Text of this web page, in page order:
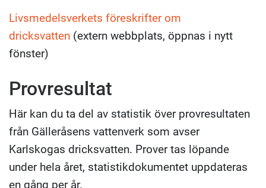
Livsmedelsverkets föreskrifter om
dricksvatten (extern webbplats, öppnas i nytt
fönster)
Provresultat
Här kan du ta del av statistik över provresultaten
från Gälleråsens vattenverk som avser
Karlskogas dricksvatten. Prover tas löpande
under hela året, statistikdokumentet uppdateras
en gång per år.